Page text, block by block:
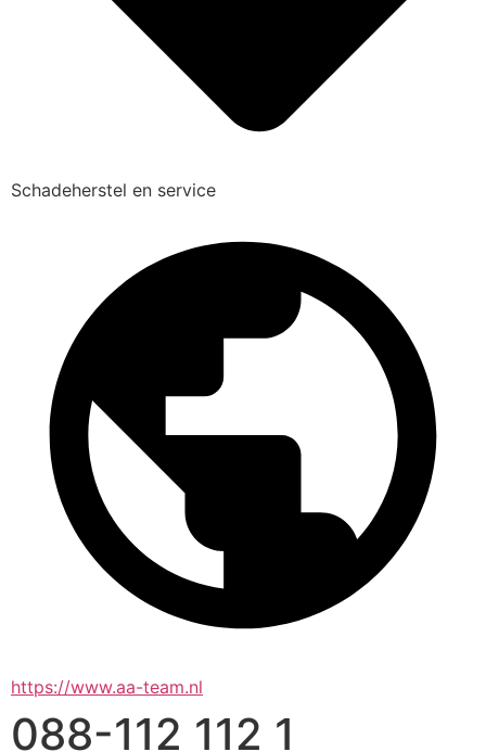
Schadeherstel en service
https://www.aa-team.nl
088-112 112 1